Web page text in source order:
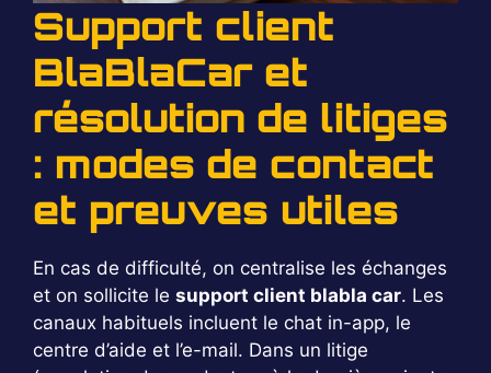
Support client
BlaBlaCar et
résolution de litiges
: modes de contact
et preuves utiles
En cas de difficulté, on centralise les échanges
et on sollicite le support client blabla car. Les
canaux habituels incluent le chat in-app, le
centre d’aide et l’e-mail. Dans un litige